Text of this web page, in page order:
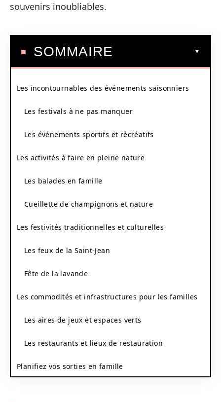
souvenirs inoubliables.
SOMMAIRE
Les incontournables des événements saisonniers
Les festivals à ne pas manquer
Les événements sportifs et récréatifs
Les activités à faire en pleine nature
Les balades en famille
Cueillette de champignons et nature
Les festivités traditionnelles et culturelles
Les feux de la Saint-Jean
Fête de la lavande
Les commodités et infrastructures pour les familles
Les aires de jeux et espaces verts
Les restaurants et lieux de restauration
Planifiez vos sorties en famille